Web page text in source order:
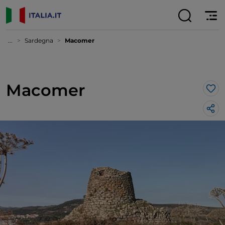
... Sardegna Macomer
Macomer